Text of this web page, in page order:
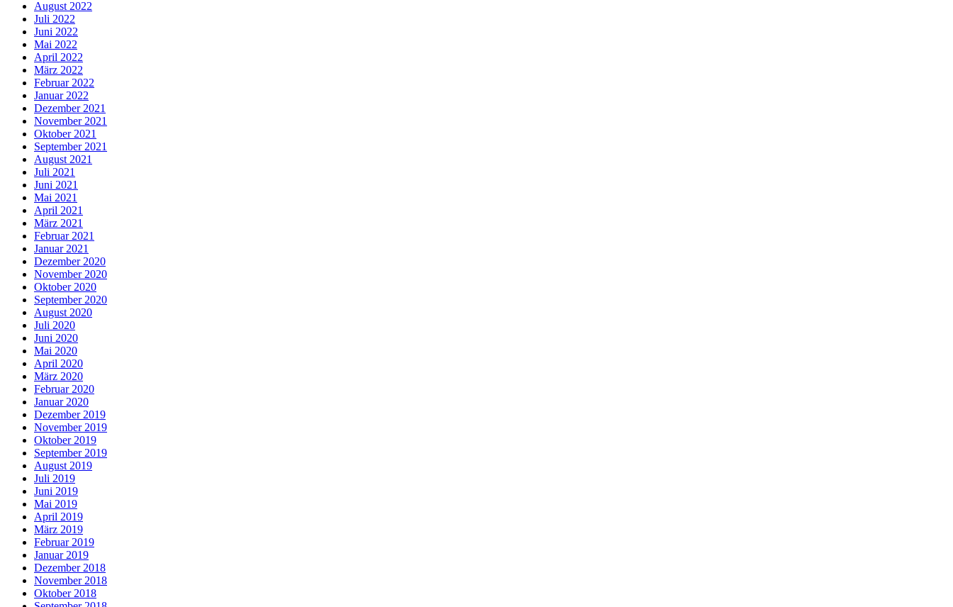
August 2022
Juli 2022
Juni 2022
Mai 2022
April 2022
März 2022
Februar 2022
Januar 2022
Dezember 2021
November 2021
Oktober 2021
September 2021
August 2021
Juli 2021
Juni 2021
Mai 2021
April 2021
März 2021
Februar 2021
Januar 2021
Dezember 2020
November 2020
Oktober 2020
September 2020
August 2020
Juli 2020
Juni 2020
Mai 2020
April 2020
März 2020
Februar 2020
Januar 2020
Dezember 2019
November 2019
Oktober 2019
September 2019
August 2019
Juli 2019
Juni 2019
Mai 2019
April 2019
März 2019
Februar 2019
Januar 2019
Dezember 2018
November 2018
Oktober 2018